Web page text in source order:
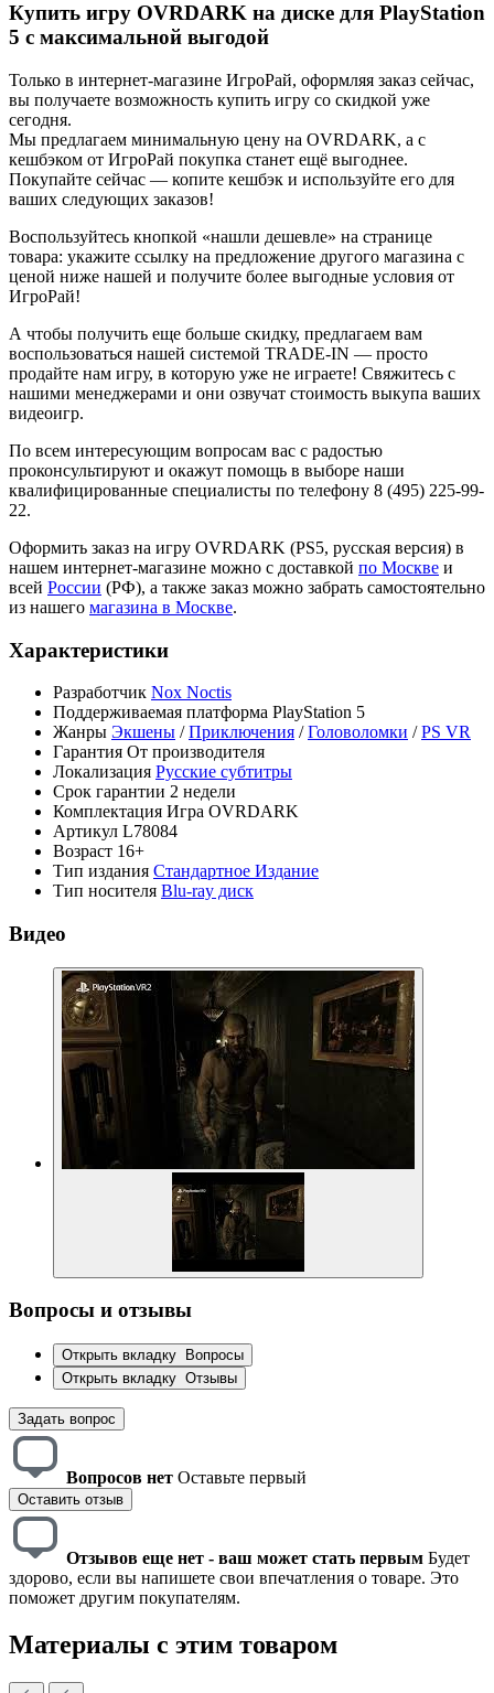
Купить игру OVRDARK на диске для PlayStation
5 с максимальной выгодой
Только в интернет-магазине ИгроРай, оформляя заказ сейчас,
вы получаете возможность купить игру со скидкой уже
сегодня.
Мы предлагаем минимальную цену на OVRDARK, а с
кешбэком от ИгроРай покупка станет ещё выгоднее.
Покупайте сейчас — копите кешбэк и используйте его для
ваших следующих заказов!
Воспользуйтесь кнопкой «нашли дешевле» на странице
товара: укажите ссылку на предложение другого магазина с
ценой ниже нашей и получите более выгодные условия от
ИгроРай!
А чтобы получить еще больше скидку, предлагаем вам
воспользоваться нашей системой TRADE-IN — просто
продайте нам игру, в которую уже не играете! Свяжитесь с
нашими менеджерами и они озвучат стоимость выкупа ваших
видеоигр.
По всем интересующим вопросам вас с радостью
проконсультируют и окажут помощь в выборе наши
квалифицированные специалисты по телефону 8 (495) 225-99-
22.
Оформить заказ на игру OVRDARK (PS5, русская версия) в
нашем интернет-магазине можно с доставкой по Москве и
всей России (РФ), а также заказ можно забрать самостоятельно
из нашего магазина в Москве.
Характеристики
Разработчик Nox Noctis
Поддерживаемая платформа PlayStation 5
Жанры Экшены /Приключения /Головоломки /PS VR
Гарантия От производителя
Локализация Русские субтитры
Срок гарантии 2 недели
Комплектация Игра OVRDARK
Артикул L78084
Возраст 16+
Тип издания Стандартное Издание
Тип носителя Blu-ray диск
Видео
Вопросы и отзывы
Открыть вкладку
Вопросы
Открыть вкладку Отзывы
Задать вопрос
Вопросов нет Оставьте первый
Оставить отзыв
Отзывов еще нет - ваш может стать первым Будет
здорово, если вы напишете свои впечатления о товаре. Это
поможет другим покупателям.
Материалы с этим товаром